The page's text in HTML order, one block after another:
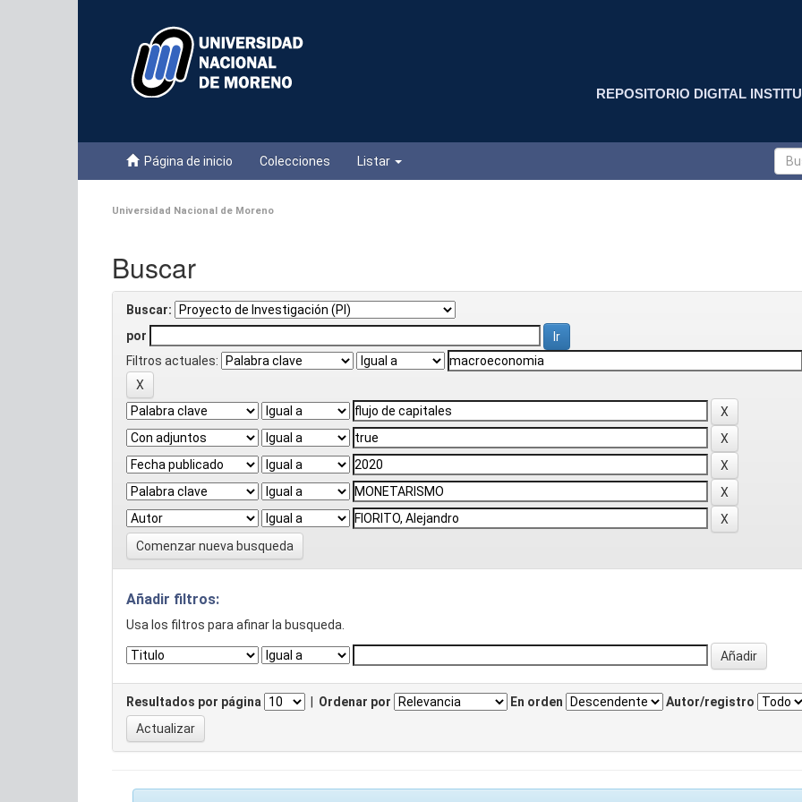
REPOSITORIO DIGITAL
Página de inicio Colecciones Listar
Universidad Nacional de Moreno
Buscar
Buscar:
por
Filtros actuales:
Comenzar nueva busqueda
Añadir filtros:
Usa los filtros para afinar la busqueda.
Resultados por página Ordenar por En orden Autor/registro